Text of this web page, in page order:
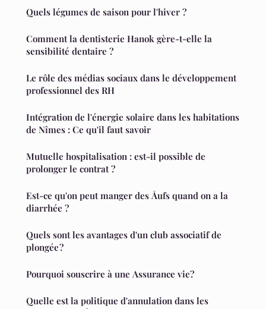
Quels légumes de saison pour l'hiver ?
Comment la dentisterie Hanok gère-t-elle la
sensibilité dentaire ?
Le rôle des médias sociaux dans le développement
professionnel des RH
Intégration de l'énergie solaire dans les habitations
de Nîmes : Ce qu'il faut savoir
Mutuelle hospitalisation : est-il possible de
prolonger le contrat ?
Est-ce qu'on peut manger des Åufs quand on a la
diarrhée ?
Quels sont les avantages d'un club associatif de
plongée ?
Pourquoi souscrire à une Assurance vie?
Quelle est la politique d'annulation dans les